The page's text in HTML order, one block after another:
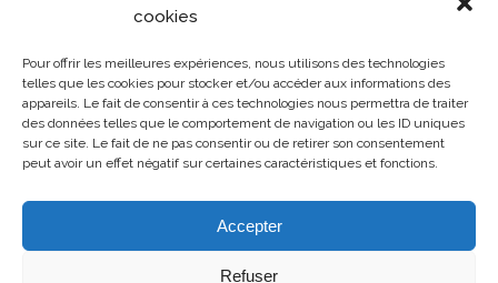
cookies
Pour offrir les meilleures expériences, nous utilisons des technologies
telles que les cookies pour stocker et/ou accéder aux informations des
appareils. Le fait de consentir à ces technologies nous permettra de traiter
des données telles que le comportement de navigation ou les ID uniques
sur ce site. Le fait de ne pas consentir ou de retirer son consentement
peut avoir un effet négatif sur certaines caractéristiques et fonctions.
Accepter
Refuser
NPIS, 14 avenue de l’Opéra, 75001 Paris
contact@npisummit.org
Monday-Friday 9:00-17:00